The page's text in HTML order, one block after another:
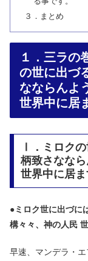
３．まとめ
１．三ラの
の世に出づ
なならんよ
世界中に居
Ⅰ．ミロク
柄致さなな
世界中に居ま
●ミロク世に出づに
構々々、神の人民
早速、マンデラ・エ